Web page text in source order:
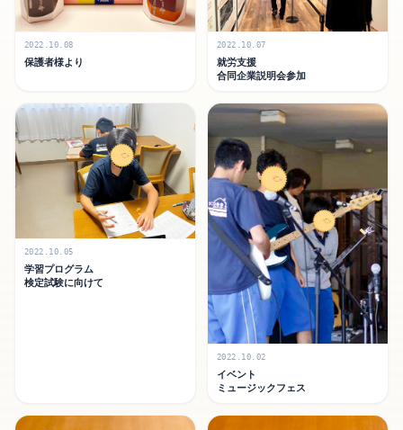
2022.10.08
保護者様より
2022.10.07
就労支援
合同企業説明会参加
2022.10.05
学習プログラム
検定試験に向けて
2022.10.02
イベント
ミュージックフェス